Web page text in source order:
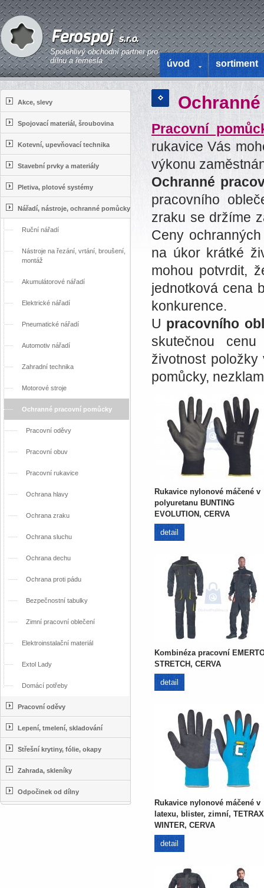
Spolehlivý obchodní partner pro
dílnu a řemesla
úvod sortiment
Pracovní
rukavice Vás
výkonu
Ochranné
pracovního
zraku se držíme
Ceny
na úkor krátké
mohou potvrdit,
jednotková cena
konkurence.
U pracovního
skutečnou
životnost
pomůcky,
Rukavice nylonové máčené v
polyuretanu BUNTING
EVOLUTION, CERVA
detail
Kombinéza pracovní
STRETCH, CERVA
detail
Rukavice nylonové máčené v
latexu, blister, zimní, TETRAX
WINTER, CERVA
detail
Akce, slevy
Spojovací materiál, šroubovina
Kotevní, upevňovací technika
Stavební prvky a materiály
Pletiva, plotové systémy
Nářadí, nástroje, ochranné pomůcky
Ruční nářadí
Nástroje na řezání, vrtání, broušení,
montáž
Akumulátorové nářadí
Elektrické nářadí
Pneumatické nářadí
Automotiv nářadí
Zahradní technika
Motorové stroje
Ochranné pracovní pomůcky
Pracovní oděvy
Pracovní obuv
Pracovní rukavice
Ochrana hlavy
Ochrana zraku
Ochrana sluchu
Ochrana dechu
Ochrana proti pádu
Bezpečnostní tabulky
Zimní pracovní oblečení
Elektroinstalační materiál
Extol Lady
Domácí potřeby
Pracovní oděvy
Lepení, tmelení, skladování
Střešní krytiny, fólie, okapy
Zahrada, skleníky
Odpočinek od dílny